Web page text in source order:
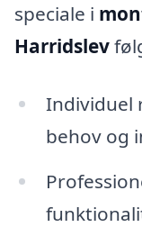
speciale i
Harridslev
Individuel
behov og